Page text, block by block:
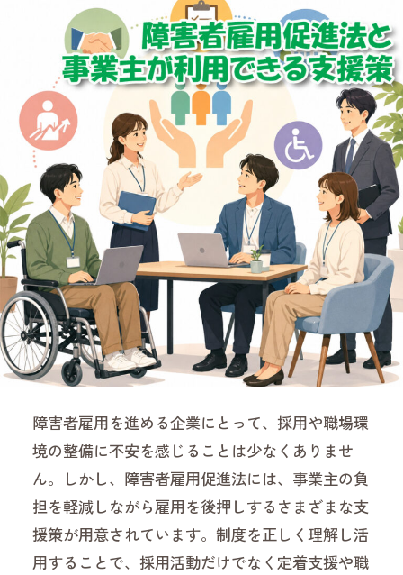
障害者雇用を進める企業にとって、採用や職場環
境の整備に不安を感じることは少なくありませ
ん。しかし、障害者雇用促進法には、事業主の負
担を軽減しながら雇用を後押しするさまざまな支
援策が用意されています。制度を正しく理解し活
用することで、採用活動だけでなく定着支援や職